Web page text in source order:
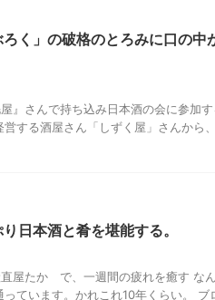
く」の破格のとろみに口の中
』さんで持ち込み日本酒の会に参加す
する酒屋さん「しずく屋」さんから
日本酒と肴を堪能する。
屋たか で、一週間の疲れを癒す な
ています。かれこれ10年くらい。 ブ